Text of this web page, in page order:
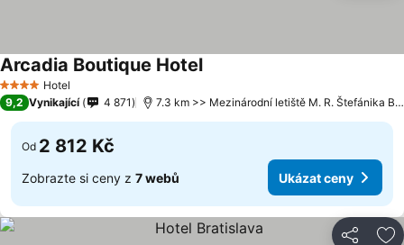
4 Počet hvězdiček
Hotel
Arcadia Boutique Hotel
9,2 Vynikající 4 871 7.3 km >> Mezinárodní letiště M. R. Štefánika Bratislava
Od 2 812 Kč
Zobrazte si ceny z 7 webů Ukázat ceny